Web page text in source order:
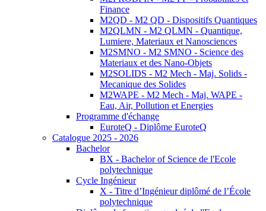
Finance
M2QD - M2 QD - Dispositifs Quantiques
M2QLMN - M2 QLMN - Quantique,
Lumiere, Materiaux et Nanosciences
M2SMNO - M2 SMNO - Science des
Materiaux et des Nano-Objets
M2SOLIDS - M2 Mech - Maj. Solids -
Mecanique des Solides
M2WAPE - M2 Mech - Maj. WAPE -
Eau, Air, Pollution et Energies
Programme d'échange
EuroteQ - Diplôme EuroteQ
Catalogue 2025 - 2026
Bachelor
BX - Bachelor of Science de l'Ecole
polytechnique
Cycle Ingénieur
X - Titre d’Ingénieur diplômé de l’École
polytechnique